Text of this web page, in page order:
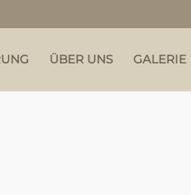
ÜBER UNS GALERIE